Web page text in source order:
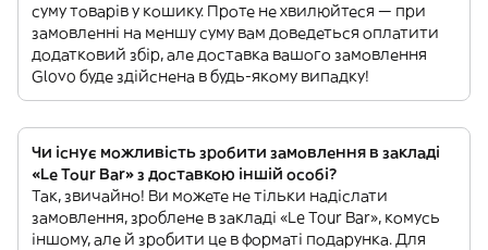
суму товарів у кошику. Проте не хвилюйтеся — при
замовленні на меншу суму вам доведеться оплатити
додатковий збір, але доставка вашого замовлення
Glovo буде здійснена в будь-якому випадку!
Чи існує можливість зробити замовлення в закладі
«Le Tour Bar» з доставкою іншій особі?
Так, звичайно! Ви можете не тільки надіслати
замовлення, зроблене в закладі «Le Tour Bar», комусь
іншому, але й зробити це в форматі подарунка. Для